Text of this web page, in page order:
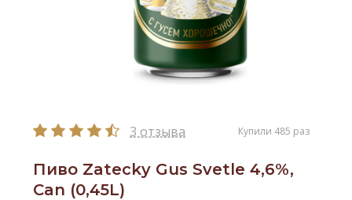
3 отзыва Купили 485 раз
Пиво Zatecky Gus Svetle 4,6%,
Can (0,45L)